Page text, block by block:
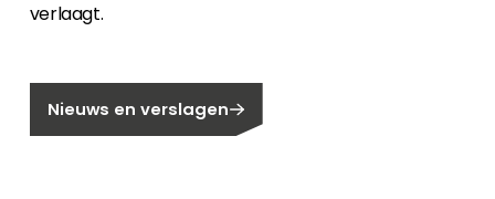
verlaagt.
Nieuws en verslagen